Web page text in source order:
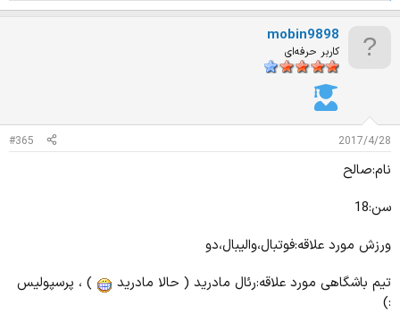
م
mobin9898
کاربر حرفه‌ای
2017/4/28
#365
نام:صالح
سن:18
ورزش مورد علاقه:فوتبال،والیبال،دو
تیم باشگاهی مورد علاقه:رئال مادرید ( حالا مادرید
) ، پرسپولیس
:)